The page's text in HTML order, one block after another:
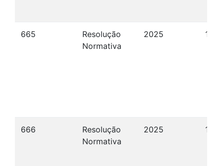
665
Resolução
Normativa
2025 15/
666
Resolução
Normativa
2025 16/